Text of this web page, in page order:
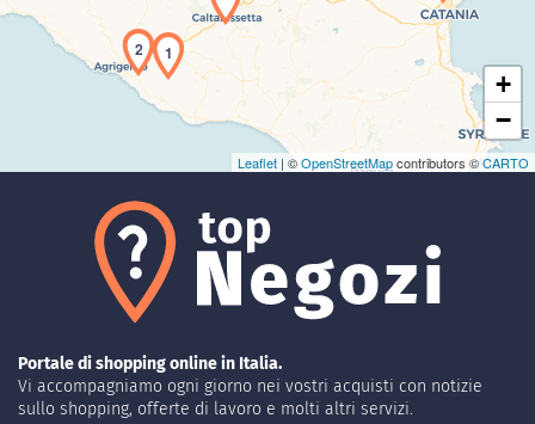
1
2
+
−
Leaflet | ©OpenStreetMapcontributors ©CARTO
Portale di shopping online in Italia.
Vi accompagniamo ogni giorno nei vostri acquisti con notizie
sullo shopping, offerte di lavoro e molti altri servizi.